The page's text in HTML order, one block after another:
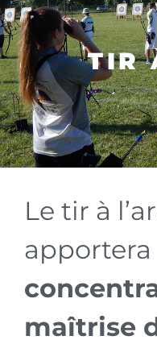
TIR
Le tir à
apportera
maîtrise